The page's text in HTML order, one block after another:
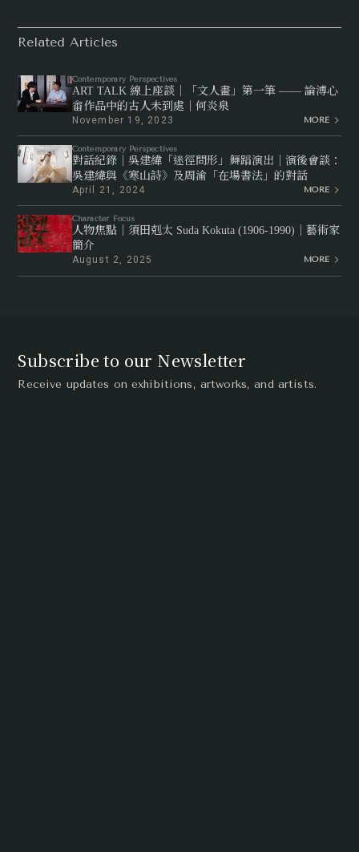
Related Articles
Contemporary Perspectives
ART TALK 線上座談｜「文人畫」第一筆 —— 論溥心
畬作品中的古人未到處｜何炎泉
November 19, 2023 MORE
Contemporary Perspectives
對話紀錄｜吳建緯「迷徑問形」舞蹈演出｜演後會談：
吳建緯與《寒山詩》及周渝「在場書法」的對話
April 21, 2024 MORE
Character Focus
人物焦點｜須田剋太 Suda Kokuta (1906-1990)｜藝術家
簡介
August 2, 2025 MORE
Subscribe to our Newsletter
Receive updates on exhibitions, artworks, and artists.